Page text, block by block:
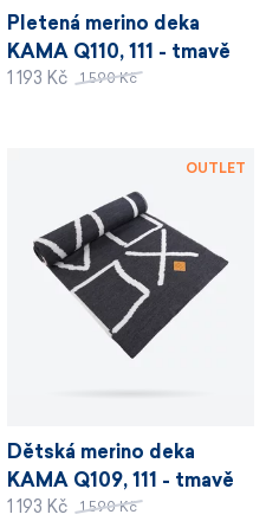
Pletená merino deka
KAMA Q110, 111 - tmavě
šedá
1 193 Kč 1 590 Kč
Dětská merino deka
KAMA Q109, 111 - tmavě
šedá
1 193 Kč 1 590 Kč
OUTLET